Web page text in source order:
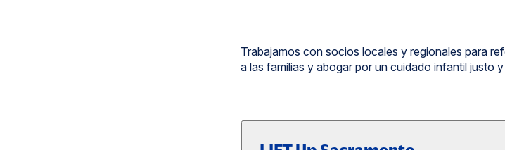
Trabajamos con socios locales y regionales para
a las familias y abogar por un cuidado infantil justo